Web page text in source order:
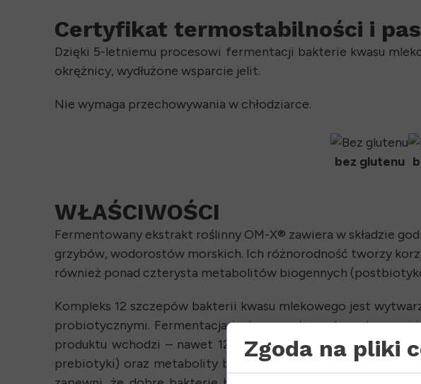
Certyfikat termostabilności i
Dzięki 5-letniemu procesowi fermentacji bakterie kwasu
okrężnicy, wydłużone wsparcie jelit.
Nie wymaga przechowywania w chłodziarce.
bez glutenu
WŁAŚCIWOŚCI
Fermentowany ekstrakt roślinny OM-X® zawiera w składzie
grzybów, wodorostów morskich. Ich różnorodność tworzy
również ponad czterysta metabolitów biogennych
Kompleks 12 szczepów bakterii kwasu mlekowego jest
probiotycznymi. Fermentacja jest prowadzona bez
produktu wchodzi – nawet 12 rodzajów dobrych bakterii
prebiotyki) oraz metabolity biogenne (postbiotyki). Ten
Zgoda na pliki